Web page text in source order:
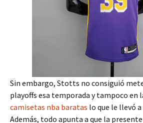
Sin embargo, Stotts no consiguió
playoffs esa temporada y tampoco en
camisetas nba baratas lo que le llevó
Además, todo apunta a que la